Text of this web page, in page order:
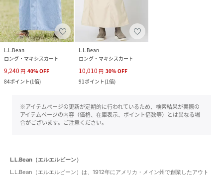
L.L.Bean
ロング・マキシスカート
9,240 円 40%OFF
84ポイント(1倍)
L.L.Bean
ロング・マキシスカート
10,010 円 30%OFF
91ポイント(1倍)
※アイテムページの更新が定期的に行われているため、検索結果が実際の
アイテムページの内容（価格、在庫表示、ポイント倍数等）とは異なる場
合がございます。ご注意ください。
L.L.Bean（エルエルビーン）
L.L.Bean（エルエルビーン）は、1912年にアメリカ・メイン州で創業したアウト